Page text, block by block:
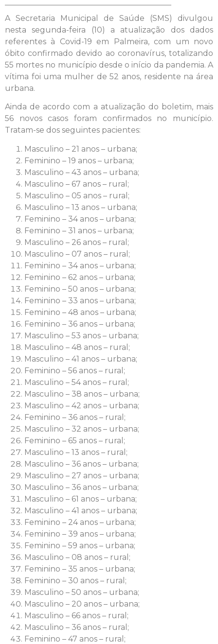
A Secretaria Municipal de Saúde (SMS) divulgou
nesta segunda-feira (10) a atualização dos dados
referentes à Covid-19 em Palmeira, com um novo
óbito confirmado devido ao coronavírus, totalizando
55 mortes no município desde o início da pandemia. A
vítima foi uma mulher de 52 anos, residente na área
urbana.
Ainda de acordo com a atualização do boletim, mais
56 novos casos foram confirmados no município.
Tratam-se dos seguintes pacientes:
Masculino – 21 anos – urbana;
Feminino – 19 anos – urbana;
Masculino – 43 anos – urbana;
Masculino – 67 anos – rural;
Masculino – 05 anos – rural;
Masculino – 13 anos – urbana;
Feminino – 34 anos – urbana;
Feminino – 31 anos – urbana;
Masculino – 26 anos – rural;
Masculino – 07 anos – rural;
Feminino – 34 anos – urbana;
Feminino – 62 anos – urbana;
Feminino – 50 anos – urbana;
Feminino – 33 anos – urbana;
Feminino – 48 anos – urbana;
Feminino – 36 anos – urbana;
Masculino – 53 anos – urbana;
Masculino – 48 anos – rural;
Masculino – 41 anos – urbana;
Feminino – 56 anos – rural;
Masculino – 54 anos – rural;
Masculino – 38 anos – urbana;
Masculino – 42 anos – urbana;
Feminino – 36 anos – rural;
Masculino – 32 anos – urbana;
Feminino – 65 anos – rural;
Masculino – 13 anos – rural;
Masculino – 36 anos – urbana;
Masculino – 27 anos – urbana;
Masculino – 36 anos – urbana;
Masculino – 61 anos – urbana;
Masculino – 41 anos – urbana;
Feminino – 24 anos – urbana;
Feminino – 39 anos – urbana;
Feminino – 59 anos – urbana;
Masculino – 08 anos – rural;
Feminino – 35 anos – urbana;
Feminino – 30 anos – rural;
Masculino – 50 anos – urbana;
Masculino – 20 anos – urbana;
Masculino – 66 anos – rural;
Masculino – 36 anos – rural;
Feminino – 47 anos – rural;